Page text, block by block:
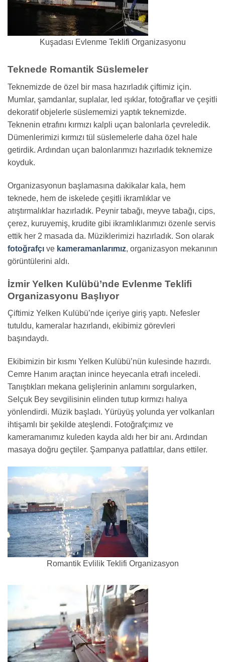
Kuşadası Evlenme Teklifi Organizasyonu
Teknede Romantik Süslemeler
Teknemizde de özel bir masa hazırladık çiftimiz için.
Mumlar, şamdanlar, suplalar, led ışıklar, fotoğraflar ve çeşitli
dekoratif objelerle süslememizi yaptık teknemizde.
Teknenin etrafını kırmızı kalpli uçan balonlarla çevreledik.
Dümenlerimizi kırmızı tül süslemelerle daha özel hale
getirdik. Ardından uçan balonlarımızı hazırladık teknemize
koyduk.
Organizasyonun başlamasına dakikalar kala, hem
teknede, hem de iskelede çeşitli ikramlıklar ve
atıştırmalıklar hazırladık. Peynir tabağı, meyve tabağı, cips,
çerez, kuruyemiş, krudite gibi ikramlıklarımızı özenle servis
ettik her 2 masada da. Müziklerimizi hazırladık. Son olarak
fotoğrafçı ve kameramanlarımız, organizasyon mekanının
görüntülerini aldı.
İzmir Yelken Kulübü’nde Evlenme Teklifi
Organizasyonu Başlıyor
Çiftimiz Yelken Kulübü’nde içeriye giriş yaptı. Nefesler
tutuldu, kameralar hazırlandı, ekibimiz görevleri
başındaydı.
Ekibimizin bir kısmı Yelken Kulübü’nün kulesinde hazırdı.
Cemre Hanım araçtan inince heyecanla etrafı inceledi.
Tanıştıkları mekana gelişlerinin anlamını sorgularken,
Selçuk Bey sevgilisinin elinden tutup kırmızı halıya
yönlendirdi. Müzik başladı. Yürüyüş yolunda yer volkanları
ihtişamlı bir şekilde ateşlendi. Fotoğrafçımız ve
kameramanımız kuleden kayda aldı her bir anı. Ardından
masaya doğru geçtiler. Şampanya patlattılar, dans ettiler.
Romantik Evlilik Teklifi Organizasyon